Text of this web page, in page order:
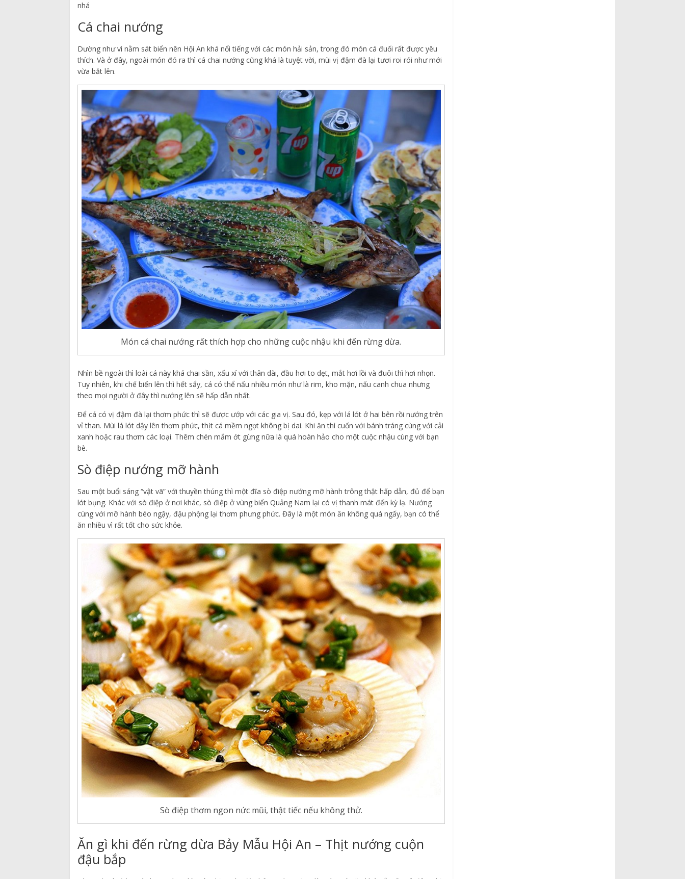
nhá
Cá chai nướng
Dường như vì nằm sát biển nên Hội An khá nổi tiếng với các món hải sản, trong đó món cá đuối rất được yêu
thích. Và ở đây, ngoài món đó ra thì cá chai nướng cũng khá là tuyệt vời, mùi vị đậm đà lại tươi roi rói như mới
vừa bắt lên.
Món cá chai nướng rất thích hợp cho những cuộc nhậu khi đến rừng dừa.
Nhìn bề ngoài thì loài cá này khá chai sần, xấu xí với thân dài, đầu hơi to dẹt, mắt hơi lồi và đuôi thì hơi nhọn.
Tuy nhiên, khi chế biến lên thì hết sẩy, cá có thể nấu nhiều món như là rim, kho mặn, nấu canh chua nhưng
theo mọi người ở đây thì nướng lên sẽ hấp dẫn nhất.
Để cá có vị đậm đà lại thơm phức thì sẽ được ướp với các gia vị. Sau đó, kẹp với lá lót ở hai bên rồi nướng trên
vỉ than. Mùi lá lót dậy lên thơm phức, thịt cá mềm ngọt không bị dai. Khi ăn thì cuốn với bánh tráng cùng với cải
xanh hoặc rau thơm các loại. Thêm chén mắm ớt gừng nữa là quá hoàn hảo cho một cuộc nhậu cùng với bạn
bè.
Sò điệp nướng mỡ hành
Sau một buổi sáng “vật vã” với thuyền thúng thì một đĩa sò điệp nướng mỡ hành trông thật hấp dẫn, đủ để bạn
lót bụng. Khác với sò điệp ở nơi khác, sò điệp ở vùng biển Quảng Nam lại có vị thanh mát đến kỳ lạ. Nướng
cùng với mỡ hành béo ngậy, đậu phộng lại thơm phưng phức. Đây là một món ăn không quá ngấy, bạn có thể
ăn nhiều vì rất tốt cho sức khỏe.
Sò điệp thơm ngon nức mũi, thật tiếc nếu không thử.
Ăn gì khi đến rừng dừa Bảy Mẫu Hội An – Thịt nướng cuộn
đậu bắp